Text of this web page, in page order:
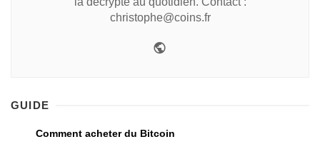
christophe@coins.fr
GUIDE
Comment acheter du Bitcoin